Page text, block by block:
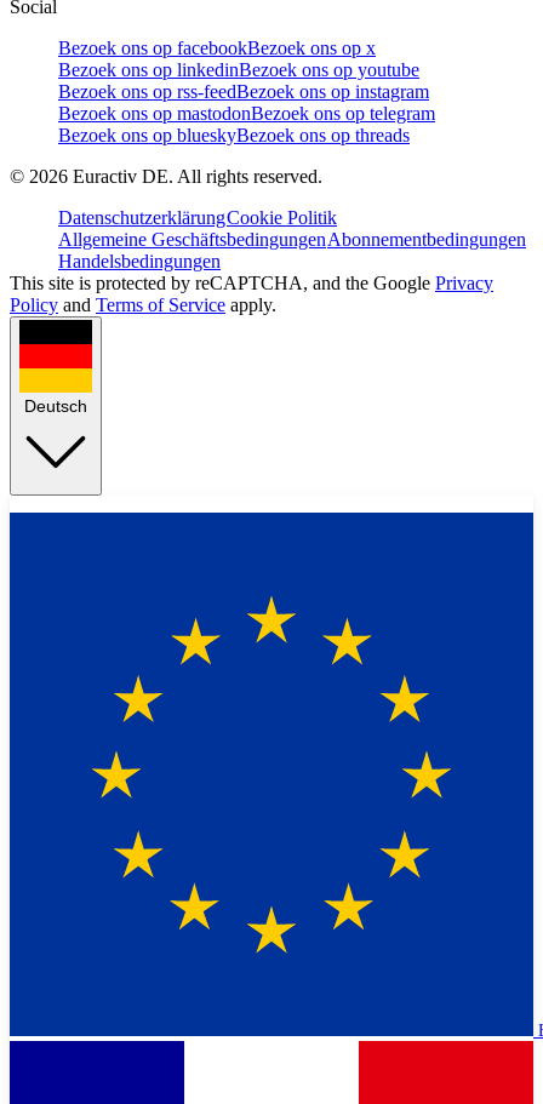
Social
Bezoek ons op facebookBezoek ons op x
Bezoek ons op linkedinBezoek ons op youtube
Bezoek ons op rss-feedBezoek ons op instagram
Bezoek ons op mastodonBezoek ons op telegram
Bezoek ons op blueskyBezoek ons op threads
© 2026 Euractiv DE. All rights reserved.
DatenschutzerklärungCookie Politik
Allgemeine GeschäftsbedingungenAbonnementbedingungen
Handelsbedingungen
This site is protected by reCAPTCHA, and the Google Privacy
Policy and Terms of Service apply.
Deutsch